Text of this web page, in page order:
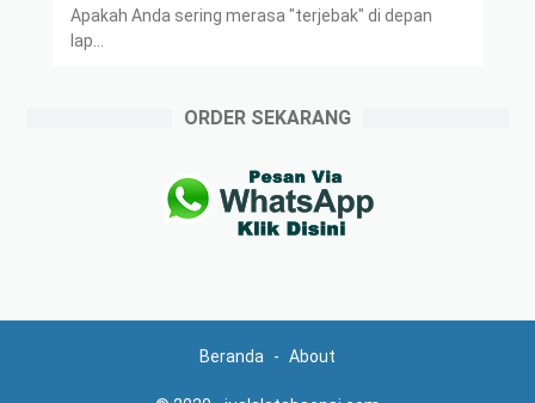
Apakah Anda sering merasa "terjebak" di depan
lap…
ORDER SEKARANG
Beranda About